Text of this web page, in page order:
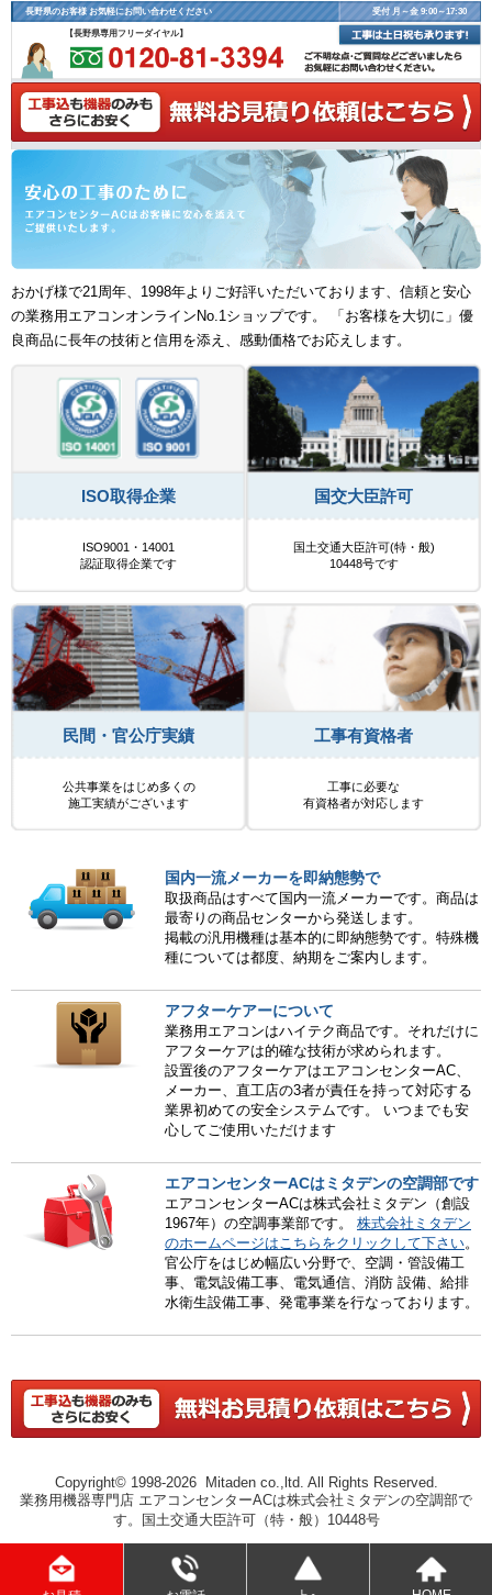
長野県のお客様 お気軽にお問い合わせください 受付 月～金 9:00～17:30
【長野県専用フリーダイヤル】
おかげ様で21周年、1998年よりご好評いただいております、信頼と安心
の業務用エアコンオンラインNo.1ショップです。 「お客様を大切に」優
良商品に長年の技術と信用を添え、感動価格でお応えします。
ISO取得企業
ISO9001・14001
認証取得企業です
国交大臣許可
国土交通大臣許可(特・般)
10448号です
民間・官公庁実績
公共事業をはじめ多くの
施工実績がございます
工事有資格者
工事に必要な
有資格者が対応します
国内一流メーカーを即納態勢で
取扱商品はすべて国内一流メーカーです。商品は
最寄りの商品センターから発送します。
掲載の汎用機種は基本的に即納態勢です。特殊機
種については都度、納期をご案内します。
アフターケアーについて
業務用エアコンはハイテク商品です。それだけに
アフターケアは的確な技術が求められます。
設置後のアフターケアはエアコンセンターAC、
メーカー、直工店の3者が責任を持って対応する
業界初めての安全システムです。 いつまでも安
心してご使用いただけます
エアコンセンターACはミタデンの空調部です
エアコンセンターACは株式会社ミタデン（創設
1967年）の空調事業部です。 株式会社ミタデン
のホームページはこちらをクリックして下さい。
官公庁をはじめ幅広い分野で、空調・管設備工
事、電気設備工事、電気通信、消防 設備、給排
水衛生設備工事、発電事業を行なっております。
Copyright© 1998-2026 Mitaden co.,ltd. All Rights Reserved.
業務用機器専門店 エアコンセンターACは株式会社ミタデンの空調部で
す。国土交通大臣許可（特・般）10448号